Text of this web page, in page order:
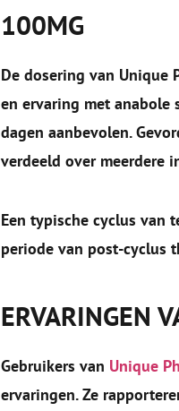
100MG
De dosering van Unique
en ervaring met anabole
dagen aanbevolen.
verdeeld over meerdere
Een typische cyclus van
periode van post-cyclus
ERVARINGEN
Gebruikers van Unique
ervaringen. Ze